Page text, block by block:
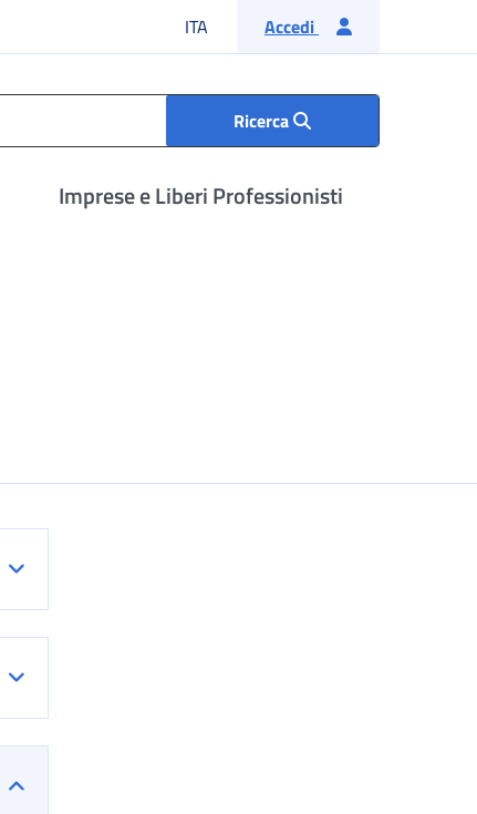
ITA Lingua italiana
Accedi
Ricerca
Imprese e Liberi Professionisti